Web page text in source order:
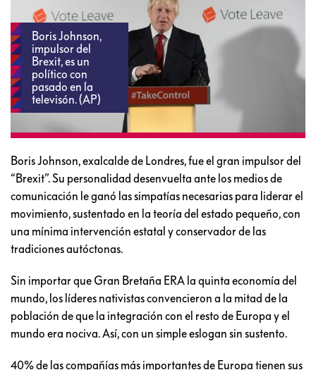
“Toma el control de tu país”.
La versión británica del “Make America Great Again”
convenció a los sectores populares.
Boris Johnson,
impulsor del
Brexit, es un
político con
pasado en la
Boris Johnson, exalcalde de Londres, fue el gran impulsor del
“Brexit”. Su personalidad desenvuelta ante los medios de
comunicación le ganó las simpatías necesarias para liderar el